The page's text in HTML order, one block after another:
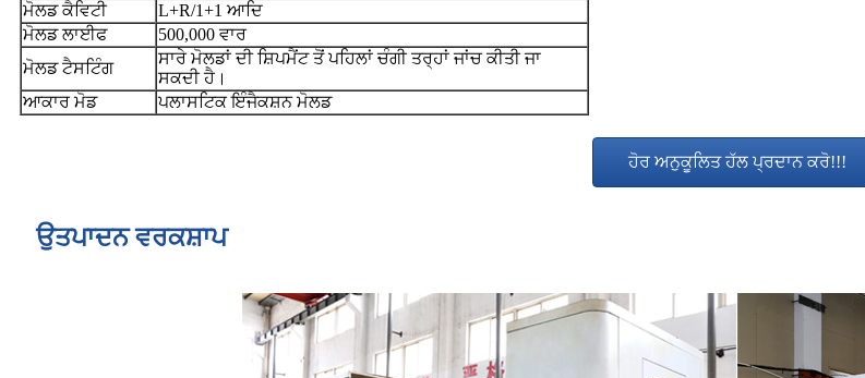
ਮੋਲਡ ਕੈਵਿਟੀ
L+R/1+1 ਆਦਿ
ਮੋਲਡ ਲਾਈਫ
500,000 ਵਾਰ
ਮੋਲਡ ਟੈਸਟਿੰਗ
ਸਾਰੇ ਮੋਲਡਾਂ ਦੀ ਸ਼ਿਪਮੈਂਟ ਤੋਂ ਪਹਿਲਾਂ ਚੰਗੀ ਤਰ੍ਹਾਂ ਜਾਂਚ ਕੀਤੀ ਜਾ
ਸਕਦੀ ਹੈ।
ਆਕਾਰ ਮੋਡ
ਪਲਾਸਟਿਕ ਇੰਜੈਕਸ਼ਨ ਮੋਲਡ
ਹੋਰ ਅਨੁਕੂਲਿਤ ਹੱਲ ਪ੍ਰਦਾਨ ਕਰੋ!!!
ਉਤਪਾਦਨ ਵਰਕਸ਼ਾਪ